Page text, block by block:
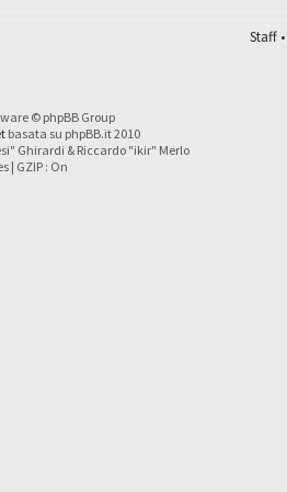
Staff•
© phpBB Group
basata su phpBB.it 2010
Ghirardi & Riccardo "ikir" Merlo
| GZIP : On